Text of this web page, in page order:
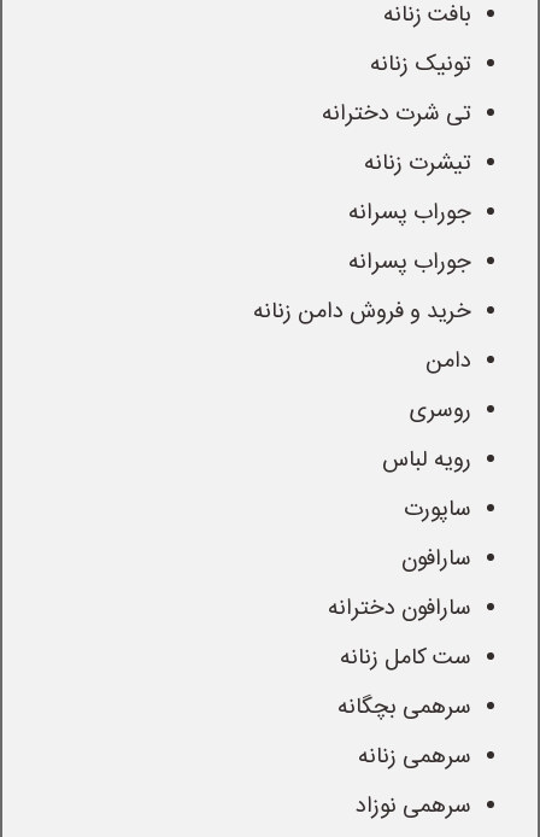
بافت زنانه
تونیک زنانه
تی شرت دخترانه
تیشرت زنانه
جوراب پسرانه
جوراب پسرانه
خرید و فروش دامن زنانه
دامن
روسری
رویه لباس
ساپورت
سارافون
سارافون دخترانه
ست کامل زنانه
سرهمی بچگانه
سرهمی زنانه
سرهمی نوزاد